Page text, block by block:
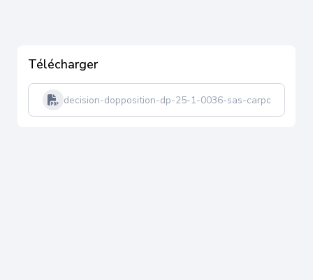
Télécharger
decision-dopposition-dp-25-1-0036-sas-carporea